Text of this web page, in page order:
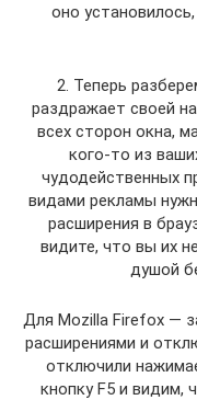
оно
2. Теперь
раздражает своей
всех сторон окна,
кого-то из
чудодейственных
видами рекламы
расширения в
видите, что вы их
душой
Для Mozilla Firefox —
расширениями и
отключили
кнопку F5 и видим,